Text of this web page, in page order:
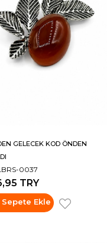
GELECEK KOD ÖNDEN
0037
TRY
Sepete Ekle